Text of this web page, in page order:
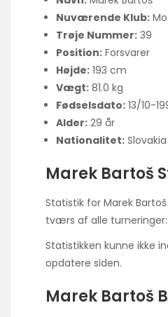
Nuværende Klub:
Trøje Nummer: 39
Position: Forsvarer
Højde: 193 cm
Vægt: 81.0 kg
Fødselsdato: 13/10-
Alder: 29 år
Nationalitet: Slovakia
Marek Bartoš
Statistik for Marek
tværs af alle turneringer:
Statistikken kunne ikke
opdatere siden.
Marek Bartoš